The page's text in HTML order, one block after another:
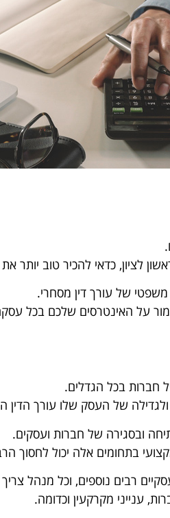
לציון, כדאי להכיר טוב יותר
של עורך דין מסחרי.
על האינטרסים שלכם בכל
חברות בכל הגדלים.
של העסק שלו עורך הדין
ובסגירה של חברות ועסקים.
בתחומים אלה יכול לחסוך
רבים נוספים, וכל
ענייני מקרקעין וכדומה.